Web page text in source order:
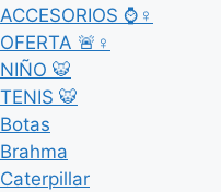
ACCESORIOS ⌚♀
OFERTA 🚨♀
NIÑO 🐯
TENIS 🐯
Botas
Brahma
Caterpillar